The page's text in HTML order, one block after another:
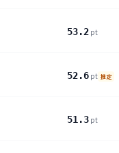
53.2 pt
52.6 pt 推定
51.3 pt